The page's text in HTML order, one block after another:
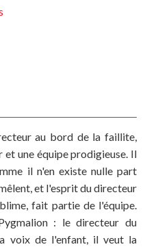
au bord de la faillite,
et une équipe prodigieuse. Il
il n'en existe nulle part
et l'esprit du directeur
fait partie de l'équipe.
: le directeur du
voix de l'enfant, il veut la